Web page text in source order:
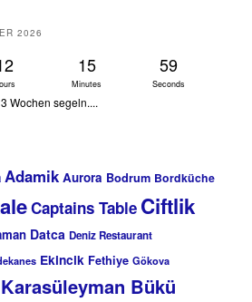
2026
15
Minutes
59
Seconds
3 Wochen segeln....
Adamik Aurora Bodrum Bordküche
Captains Table Ciftlik
Datca Deniz Restaurant
Ekincik Fethiye Gökova
Karasüleyman Bükü